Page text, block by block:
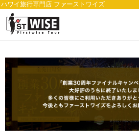
ハワイ旅行専門店 ファーストワイズ